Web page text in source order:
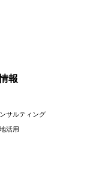
報
サルティング
活用